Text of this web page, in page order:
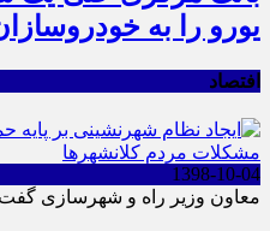
یورو را به
افتصاد
1398-10-04
معاون وزیر راه و شهرسازی